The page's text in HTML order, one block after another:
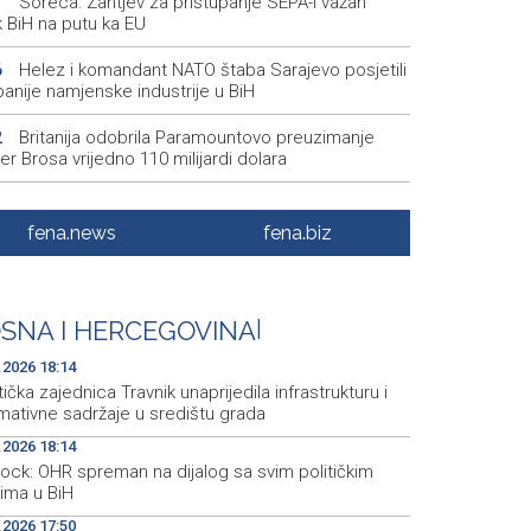
BiH na putu ka EU
Helez i komandant NATO štaba Sarajevo posjetili
namjenske industrije u BiH
Britanija odobrila Paramountovo preuzimanje
Brosa vrijedno 110 milijardi dolara
MUP ZDK uskoro bi mogao dobiti elektronski
e-Gruntu
U Konjicu zabranjeno zalijevanje vrtova i javnih
fena.news fena.biz
I HERCEGOVINA
18:14
zajednica Travnik unaprijedila infrastrukturu i
sadržaje u središtu grada
18:14
OHR spreman na dijalog sa svim političkim
u BiH
17:50